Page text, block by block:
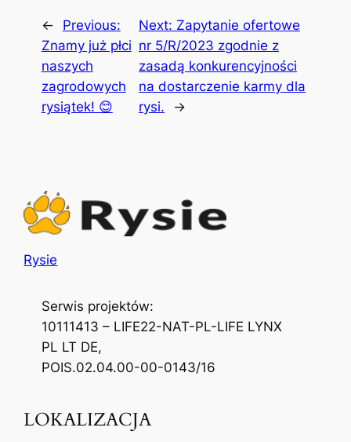
←
Previous:
Znamy już płci
naszych
zagrodowych
rysiątek! 😊
Next: Zapytanie ofertowe
nr 5/R/2023 zgodnie z
zasadą konkurencyjności
na dostarczenie karmy dla
rysi.
→
Rysie
Serwis projektów:
10111413 – LIFE22-NAT-PL-LIFE LYNX
PL LT DE,
POIS.02.04.00-00-0143/16
LOKALIZACJA